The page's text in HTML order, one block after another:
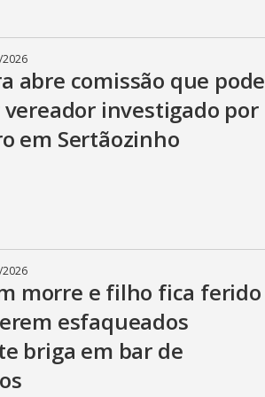
abre comissão que pode
vereador investigado por
em Sertãozinho
morre e filho fica ferido
esfaqueados
briga em bar de